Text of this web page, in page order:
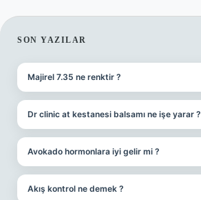
SIDEBAR
SON YAZILAR
Majirel 7.35 ne renktir ?
Dr clinic at kestanesi balsamı ne işe yarar ?
Avokado hormonlara iyi gelir mi ?
Akış kontrol ne demek ?